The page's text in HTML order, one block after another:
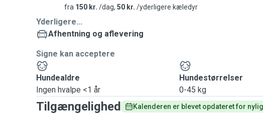
fra 150 kr. /dag, 50 kr. /yderligere kæledyr
Yderligere...
Afhentning og aflevering
Signe kan acceptere
Hundealdre
Ingen hvalpe <1 år
Hundestørrelser
0-45 kg
Tilgængelighed Kalenderen er blevet opdateret for nylig